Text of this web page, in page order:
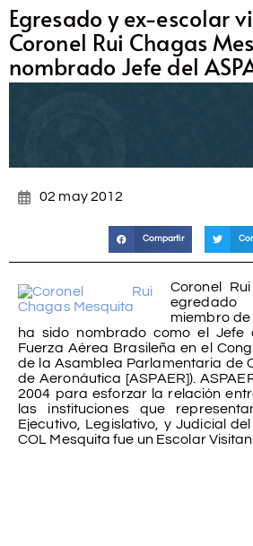
Egresado y ex-escolar
Coronel Rui Chagas
nombrado Jefe del
02 may 2012
Compartir
Coronel
miembro
ha sido nombrado como el
Fuerza Aérea Brasileña en el
de la Asamblea Parlamentaria de
de Aeronáutica [ASPAER]).
2004 para esforzar la relación
las instituciones que
Ejecutivo, Legislativo, y Judicial
COL Mesquita fue un Escolar